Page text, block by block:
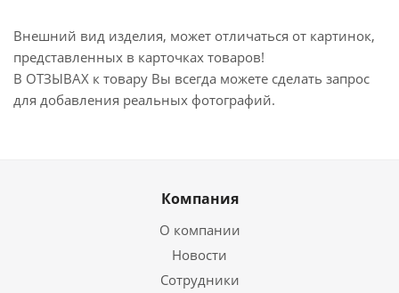
Внешний вид изделия, может отличаться от картинок,
представленных в карточках товаров!
В ОТЗЫВАХ к товару Вы всегда можете сделать запрос
для добавления реальных фотографий.
Компания
О компании
Новости
Сотрудники